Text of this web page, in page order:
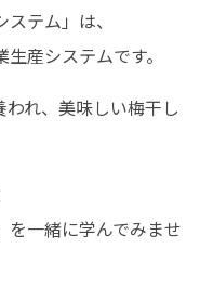
テム」は、
産システムです。
れ、美味しい梅干し
を一緒に学んでみませ